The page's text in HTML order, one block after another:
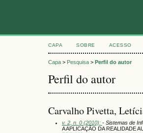
CAPA SOBRE ACESSO
Capa > Pesquisa > Perfil do autor
Perfil do autor
Carvalho Pivetta,
v. 2, n. 0 (2010): - Sistemas de
A APLICAÇÃO DA REALIDADE